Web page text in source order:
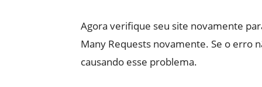
Agora verifique seu site novamente
Many Requests novamente. Se o erro
causando esse problema.